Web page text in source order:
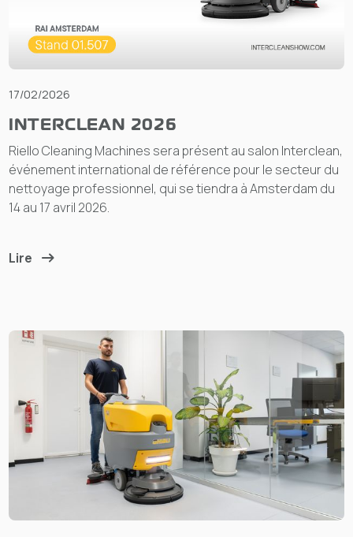
17/02/2026
INTERCLEAN 2026
Riello Cleaning Machines sera présent au salon Interclean,
événement international de référence pour le secteur du
nettoyage professionnel, qui se tiendra à Amsterdam du
14 au 17 avril 2026.
Lire